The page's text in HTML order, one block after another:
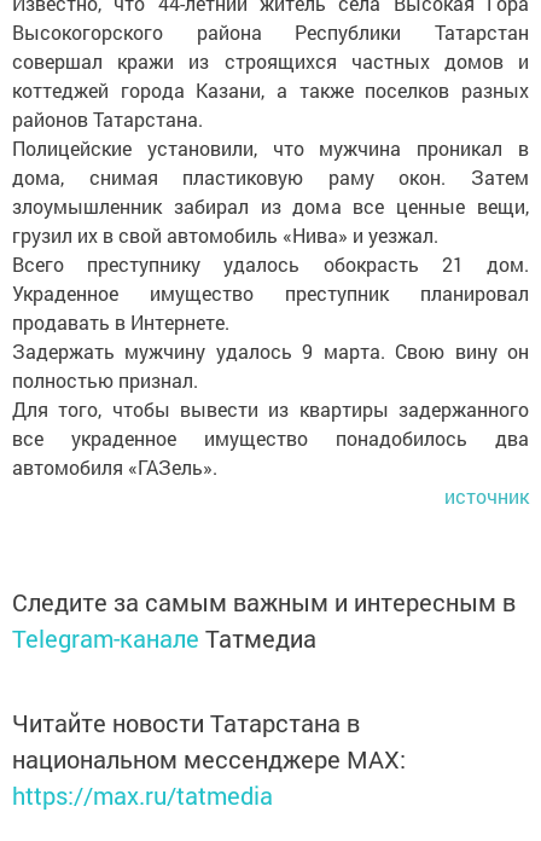
Высокогорского района Республики Татарстан
совершал кражи из строящихся частных домов и
коттеджей города Казани, а также поселков разных
районов Татарстана.
Полицейские установили, что мужчина проникал в
дома, снимая пластиковую раму окон. Затем
злоумышленник забирал из дома все ценные вещи,
грузил их в свой автомобиль «Нива» и уезжал.
Всего преступнику удалось обокрасть 21 дом.
Украденное имущество преступник планировал
продавать в Интернете.
Задержать мужчину удалось 9 марта. Свою вину он
полностью признал.
Для того, чтобы вывести из квартиры задержанного
все украденное имущество понадобилось два
автомобиля «ГАЗель».
источник
Следите за самым важным и интересным в
Telegram-канале Татмедиа
Читайте новости Татарстана в
национальном мессенджере MАХ:
https://max.ru/tatmedia